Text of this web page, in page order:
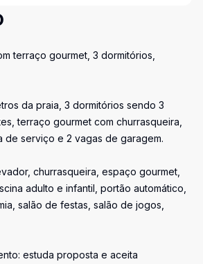
terraço gourmet, 3 dormitórios,
da praia, 3 dormitórios sendo 3
terraço gourmet com churrasqueira,
de serviço e 2 vagas de garagem.
churrasqueira, espaço gourmet,
adulto e infantil, portão automático,
salão de festas, salão de jogos,
estuda proposta e aceita